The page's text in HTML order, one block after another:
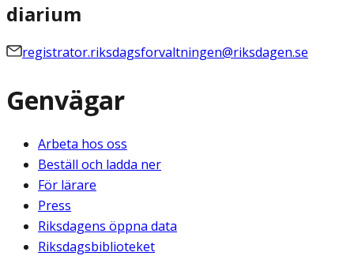
diarium
registrator.riksdagsforvaltningen@riksdagen.se
Genvägar
Arbeta hos oss
Beställ och ladda ner
För lärare
Press
Riksdagens öppna data
Riksdagsbiblioteket